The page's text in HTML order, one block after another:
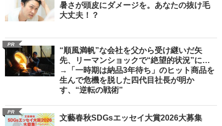
暑さが頭皮にダメージを。あなたの抜け毛
大丈夫！？
PR
“順風満帆”な会社を父から受け継いだ矢
先、リーマンショックで“絶望的状況”に…
→「一時期は納品3年待ち」のヒット商品を
生んで危機を脱した四代目社長が明か
す、“逆転の戦術”
PR
文藝春秋SDGsエッセイ大賞2026大募集